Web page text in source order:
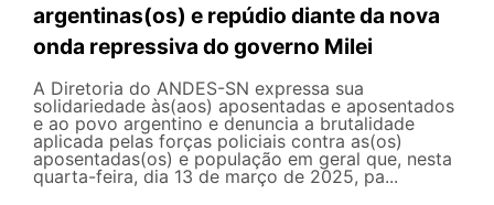
argentinas(os) e repúdio diante da nova
onda repressiva do governo Milei
A Diretoria do ANDES-SN expressa sua
solidariedade às(aos) aposentadas e aposentados
e ao povo argentino e denuncia a brutalidade
aplicada pelas forças policiais contra as(os)
aposentadas(os) e população em geral que, nesta
quarta-feira, dia 13 de março de 2025, pa...